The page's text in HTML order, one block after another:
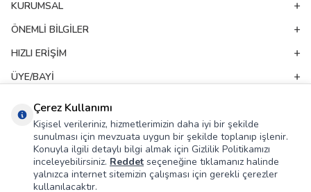
KURUMSAL
ÖNEMLI BILGILER
HIZLI ERIŞIM
ÜYE/BAYI
E-Bülten Aboneliği
Kampanya ve yeniliklerden haberdar olmak için e-bültenimize abone olun!
Çerez Kullanımı
Kişisel verileriniz, hizmetlerimizin daha iyi bir şekilde
sunulması için mevzuata uygun bir şekilde toplanıp işlenir.
Konuyla ilgili detaylı bilgi almak için Gizlilik Politikamızı
inceleyebilirsiniz. Reddet seçeneğine tıklamanız halinde
yalnızca internet sitemizin çalışması için gerekli çerezler
kullanılacaktır.